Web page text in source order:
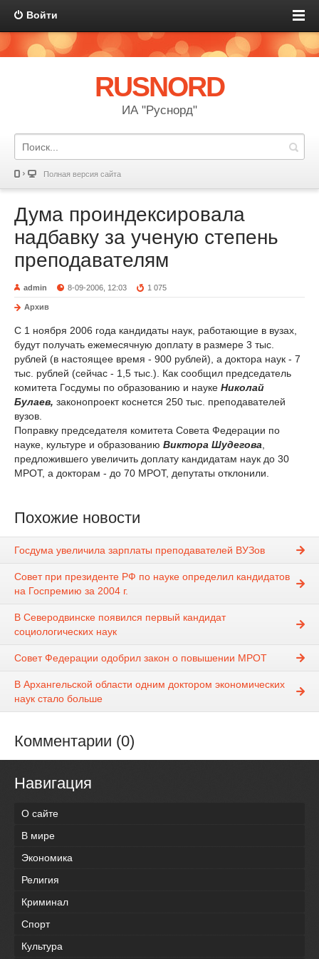
Войти
RUSNORD
ИА "Руснорд"
Полная версия сайта
Дума проиндексировала
надбавку за ученую степень
преподавателям
admin 8-09-2006, 12:03 1 075
Архив
С 1 ноября 2006 года кандидаты наук, работающие в вузах,
будут получать ежемесячную доплату в размере 3 тыс.
рублей (в настоящее время - 900 рублей), а доктора наук - 7
тыс. рублей (сейчас - 1,5 тыс.). Как сообщил председатель
комитета Госдумы по образованию и науке Николай
Булаев, законопроект коснется 250 тыс. преподавателей
вузов.
Поправку председателя комитета Совета Федерации по
науке, культуре и образованию Виктора Шудегова
предложившего увеличить доплату кандидатам наук до 30
МРОТ, а докторам - до 70 МРОТ, депутаты отклонили.
Похожие новости
Госдума увеличила зарплаты преподавателей ВУЗов
Совет при президенте РФ по науке определил кандидатов
на Госпремию за 2004 г.
В Северодвинске появился первый кандидат
социологических наук
Совет Федерации одобрил закон о повышении МРОТ
В Архангельской области одним доктором экономических
наук стало больше
Комментарии (0)
Навигация
О сайте
В мире
Экономика
Религия
Криминал
Спорт
Культура